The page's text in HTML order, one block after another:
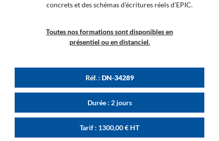
concrets et des schémas d’écritures réels d’EPIC.
Toutes nos formations sont disponibles en
présentiel ou en distanciel.
Réf. : DN-34289
Durée : 2 jours
Tarif : 1300,00€ HT